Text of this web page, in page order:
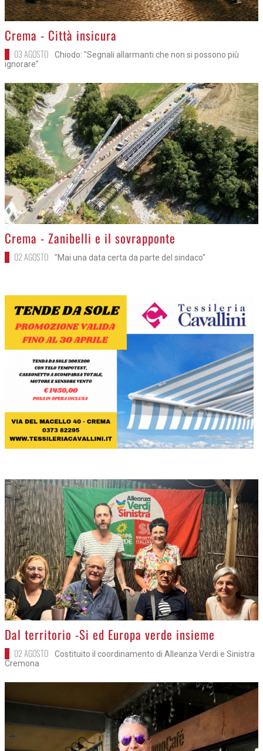
>
Crema - Città insicura
03 AGOSTO
Chiodo: "Segnali allarmanti che non si possono più
ignorare"
>
Crema - Zanibelli e il sovrapponte
02 AGOSTO "Mai una data certa da parte del sindaco"
>
Dal territorio -Si ed Europa verde insieme
02 AGOSTO
Costituito il coordinamento di Alleanza Verdi e Sinistra
Cremona